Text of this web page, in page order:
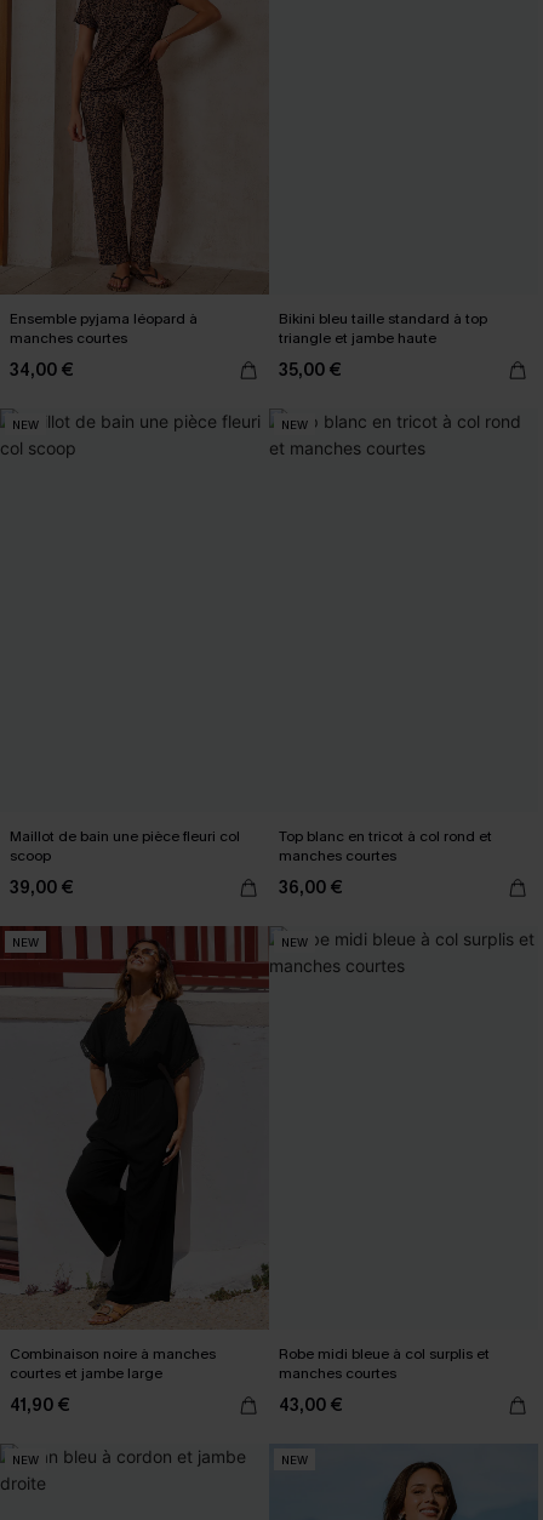
Ensemble pyjama léopard à
manches courtes
34,00 €
Bikini bleu taille standard à top
triangle et jambe haute
35,00 €
NEW
Maillot de bain une pièce fleuri col
scoop
39,00 €
NEW
Top blanc en tricot à col rond et
manches courtes
36,00 €
NEW
Combinaison noire à manches
courtes et jambe large
41,90 €
NEW
Robe midi bleue à col surplis et
manches courtes
43,00 €
NEW NEW